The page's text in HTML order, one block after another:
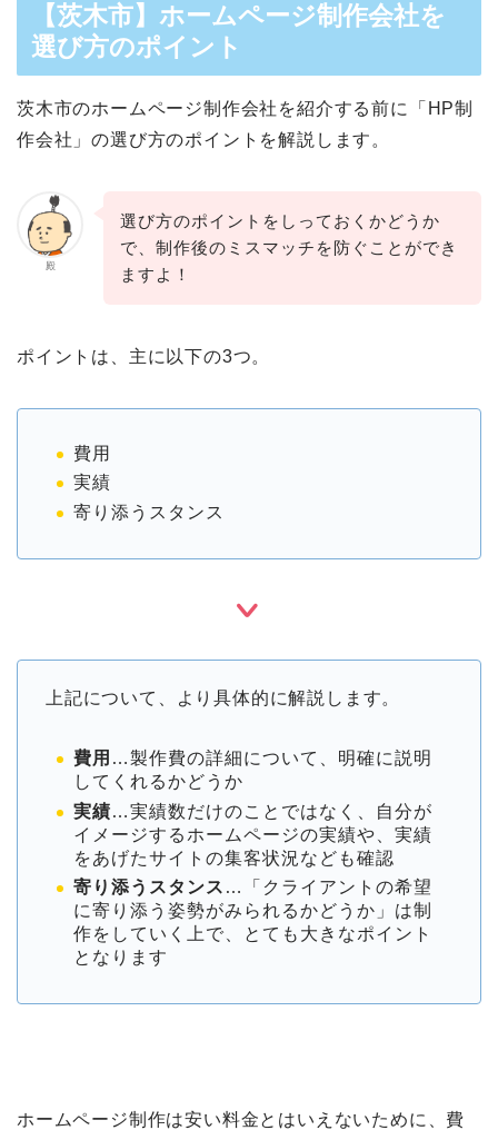
【茨木市】ホームページ制作会社を
選び方のポイント
茨木市のホームページ制作会社を紹介する前に「HP制
作会社」の選び方のポイントを解説します。
殿
選び方のポイントをしっておくかどうか
で、制作後のミスマッチを防ぐことができ
ますよ！
ポイントは、主に以下の3つ。
費用
実績
寄り添うスタンス
上記について、より具体的に解説します。
費用 …製作費の詳細について、明確に説明
してくれるかどうか
実績…実績数だけのことではなく、自分が
イメージするホームページの実績や、実績
をあげたサイトの集客状況なども確認
寄り添うスタンス …「クライアントの希望
に寄り添う姿勢がみられるかどうか」は制
作をしていく上で、とても大きなポイント
となります
ホームページ制作は安い料金とはいえないために、費